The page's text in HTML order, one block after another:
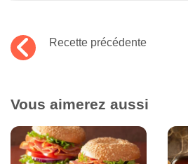
Recette précédente
Vous aimerez aussi